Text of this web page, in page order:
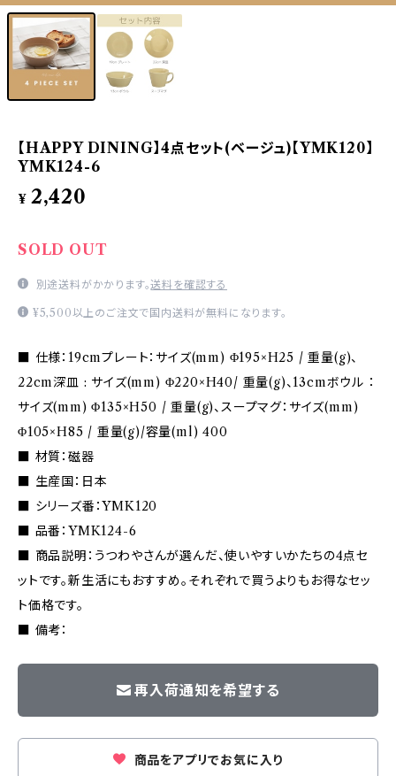
【HAPPY DINING】4点セット(ベージュ)【YMK120】
YMK124-6
¥ 2,420
SOLD OUT
別途送料がかかります。送料を確認する
¥5,500以上のご注文で国内送料が無料になります。
■ 仕様：19cmプレート：サイズ(mm) Φ195×H25 / 重量(g)、
22cm深皿 : サイズ(mm) Φ220×H40/ 重量(g)、13cmボウル ：
サイズ(mm) Φ135×H50 / 重量(g)、スープマグ：サイズ(mm)
Φ105×H85 / 重量(g)/容量(ml) 400
■ 材質：磁器
■ 生産国：日本
■ シリーズ番：YMK120
■ 品番：YMK124-6
■ 商品説明：うつわやさんが選んだ、使いやすいかたちの4点セ
ットです。新生活にもおすすめ。それぞれで買うよりもお得なセッ
ト価格です。
■ 備考：
再入荷通知を希望する
商品をアプリでお気に入り